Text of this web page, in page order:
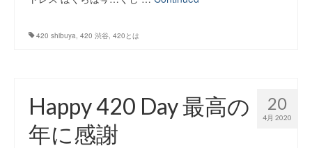
420 shibuya 420 渋谷 420とは
20
4月 2020
Happy 420 Day 最高の
年に感謝